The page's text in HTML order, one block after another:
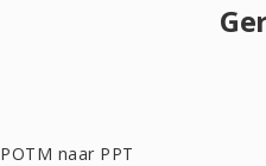
POTM naar PPT